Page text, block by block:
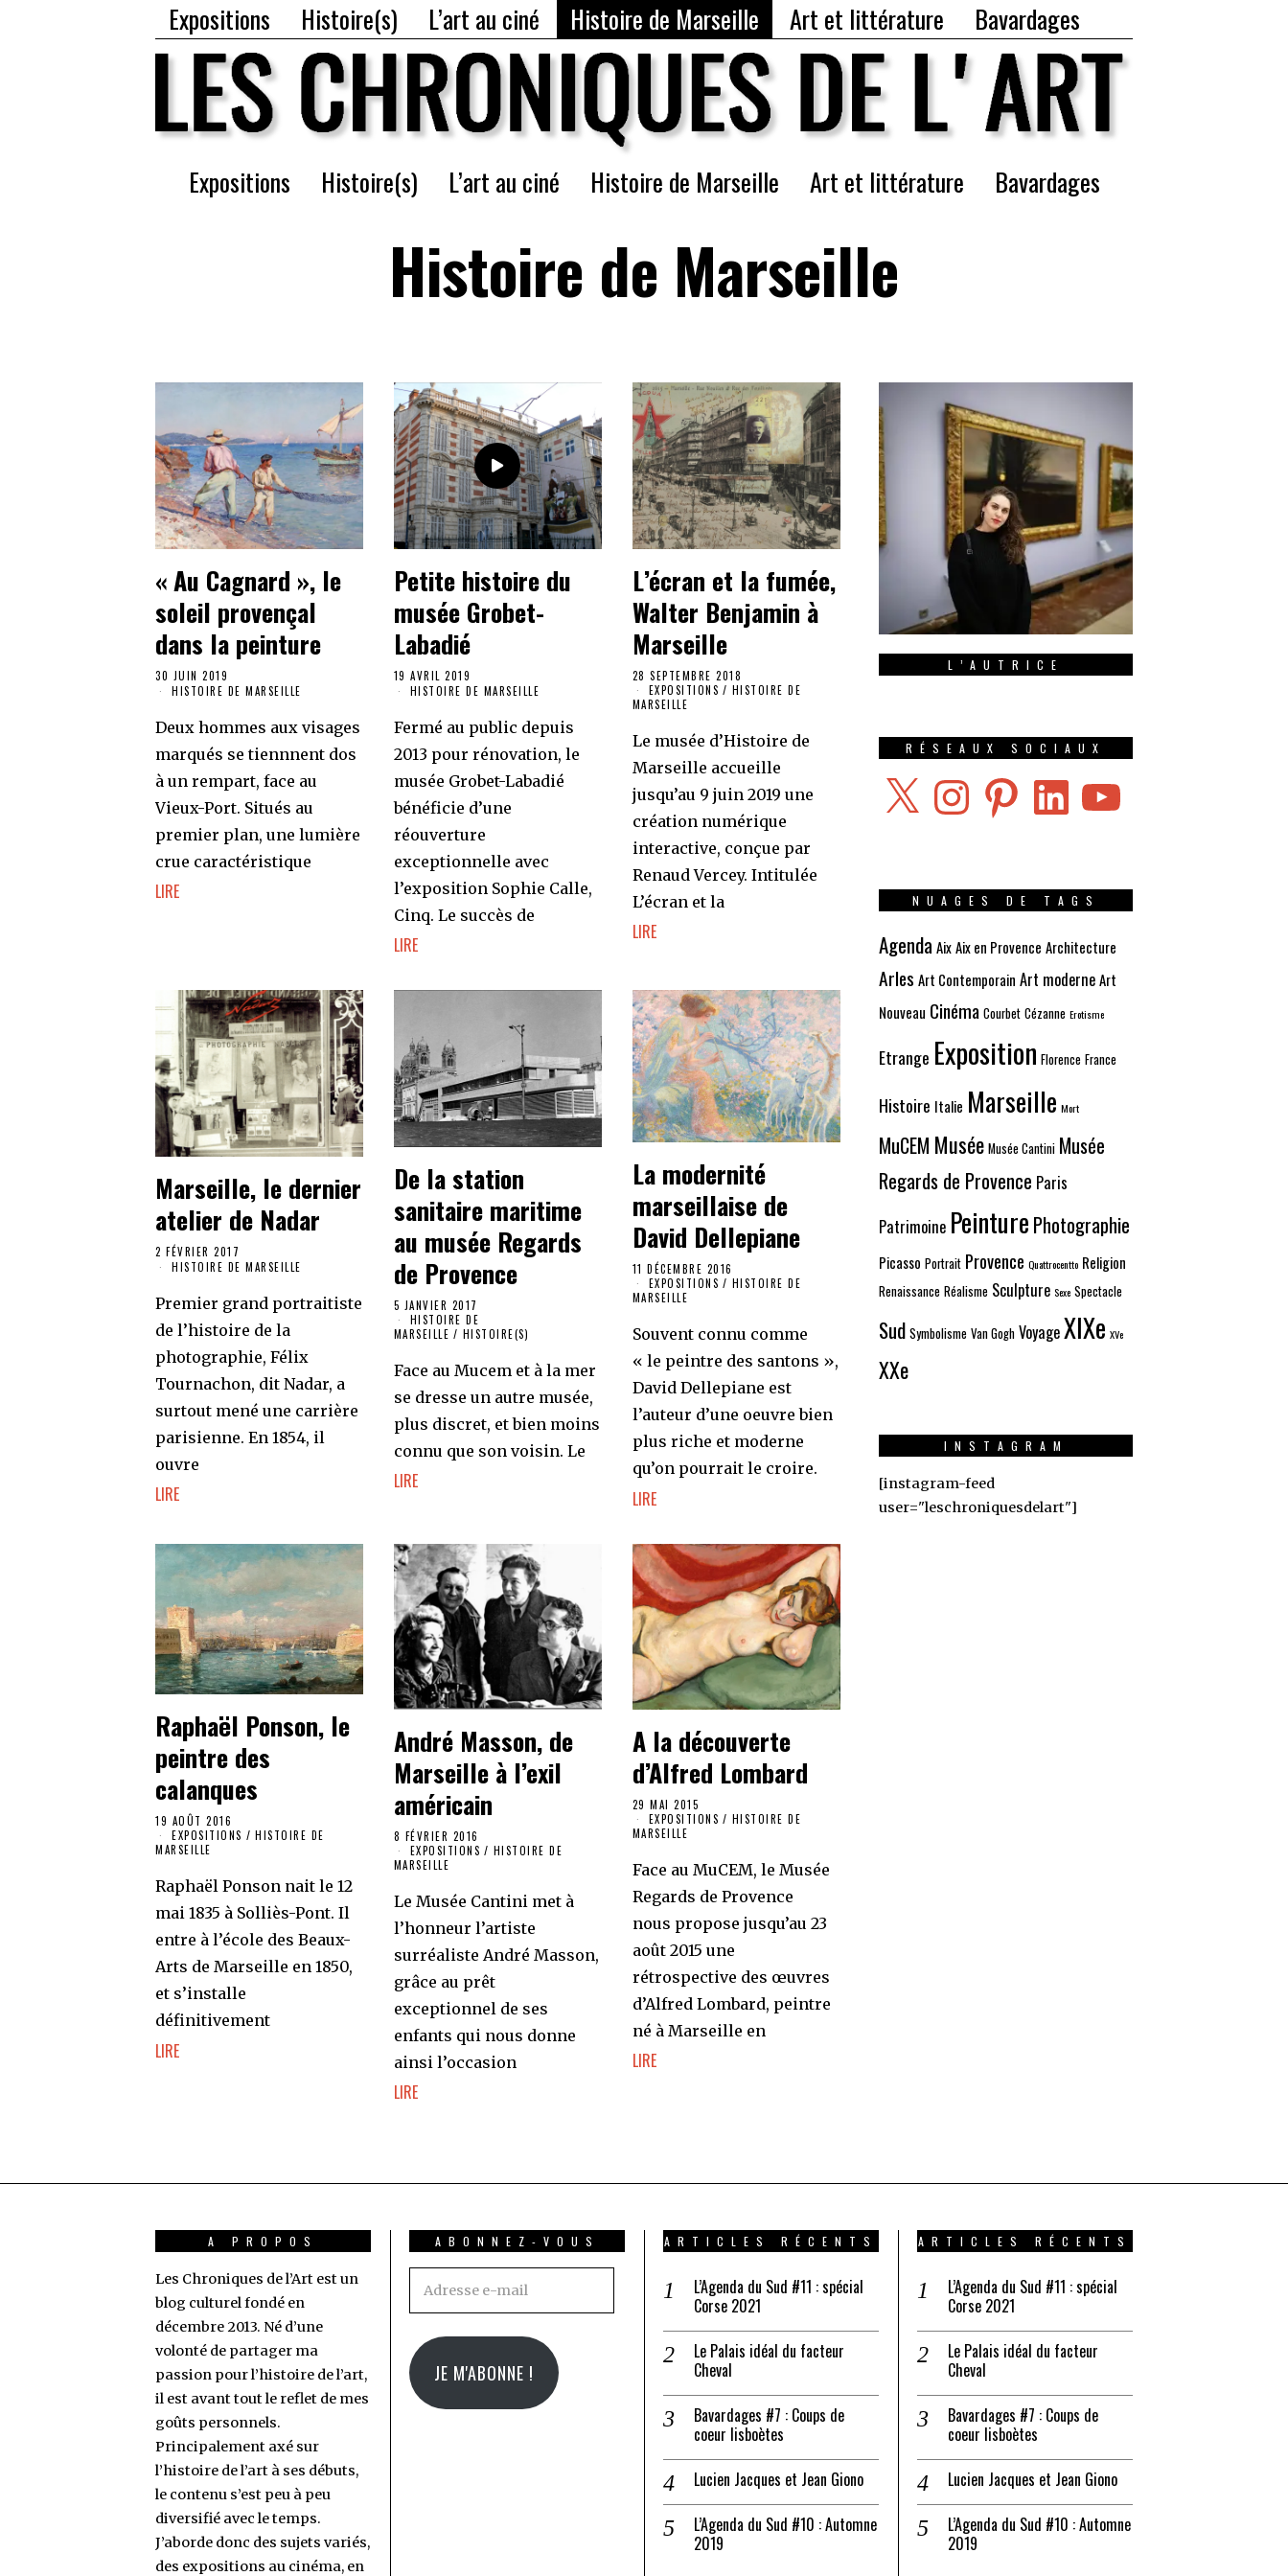
Expositions Histoire(s) L’art au ciné Histoire de Marseille Art et littérature Bavardages
Expositions Histoire(s) L’art au ciné Histoire de Marseille Art et littérature Bavardages
Histoire de Marseille
« Au Cagnard », le
soleil provençal
dans la peinture
30 JUIN 2019
HISTOIRE DE MARSEILLE
Deux hommes aux visages
marqués se tiennnent dos
à un rempart, face au
Vieux-Port. Situés au
premier plan, une lumière
crue caractéristique
LIRE
Petite histoire du
musée Grobet-
Labadié
19 AVRIL 2019
HISTOIRE DE MARSEILLE
Fermé au public depuis
2013 pour rénovation, le
musée Grobet-Labadié
bénéficie d’une
réouverture
exceptionnelle avec
l’exposition Sophie Calle,
Cinq. Le succès de
LIRE
L’écran et la fumée,
Walter Benjamin à
Marseille
28 SEPTEMBRE 2018
EXPOSITIONS / HISTOIRE DE
MARSEILLE
Le musée d’Histoire de
Marseille accueille
jusqu’au 9 juin 2019 une
création numérique
interactive, conçue par
Renaud Vercey. Intitulée
L’écran et la
LIRE
Marseille, le dernier
atelier de Nadar
2 FÉVRIER 2017
HISTOIRE DE MARSEILLE
Premier grand portraitiste
de l’histoire de la
photographie, Félix
Tournachon, dit Nadar, a
surtout mené une carrière
parisienne. En 1854, il
ouvre
LIRE
De la station
sanitaire maritime
au musée Regards
de Provence
5 JANVIER 2017
HISTOIRE DE
MARSEILLE / HISTOIRE(S)
Face au Mucem et à la mer
se dresse un autre musée,
plus discret, et bien moins
connu que son voisin. Le
LIRE
La modernité
marseillaise de
David Dellepiane
11 DÉCEMBRE 2016
EXPOSITIONS / HISTOIRE DE
MARSEILLE
Souvent connu comme
« le peintre des santons »,
David Dellepiane est
l’auteur d’une oeuvre bien
plus riche et moderne
qu’on pourrait le croire.
LIRE
Raphaël Ponson, le
peintre des
calanques
19 AOÛT 2016
EXPOSITIONS / HISTOIRE DE
MARSEILLE
Raphaël Ponson nait le 12
mai 1835 à Solliès-Pont. Il
entre à l’école des Beaux-
Arts de Marseille en 1850,
et s’installe
définitivement
LIRE
André Masson, de
Marseille à l’exil
américain
8 FÉVRIER 2016
EXPOSITIONS / HISTOIRE DE
MARSEILLE
Le Musée Cantini met à
l’honneur l’artiste
surréaliste André Masson,
grâce au prêt
exceptionnel de ses
enfants qui nous donne
ainsi l’occasion
LIRE
A la découverte
d’Alfred Lombard
29 MAI 2015
EXPOSITIONS / HISTOIRE DE
MARSEILLE
Face au MuCEM, le Musée
Regards de Provence
nous propose jusqu’au 23
août 2015 une
rétrospective des œuvres
d’Alfred Lombard, peintre
né à Marseille en
LIRE
L’AUTRICE
RÉSEAUX SOCIAUX
X InstagramPinterestLinkedInYouTube
NUAGES DE TAGS
Agenda AixAix en Provence Architecture
Arles Art Contemporain Art moderneArt
Nouveau Cinéma Courbet Cézanne Erotisme
Etrange Exposition Florence France
Histoire Italie Marseille Mort
MuCEM Musée Musée Cantini Musée
Regards de Provence Paris
Patrimoine Peinture Photographie
Picasso Portrait Provence Quattrocentto Religion
Renaissance Réalisme Sculpture Sexe Spectacle
Sud Symbolisme Van Gogh VoyageXIXe XVe
XXe
INSTAGRAM
[instagram-feed
user="leschroniquesdelart"]
A PROPOS
Les Chroniques de l’Art est un
blog culturel fondé en
décembre 2013. Né d’une
volonté de partager ma
passion pour l’histoire de l’art,
il est avant tout le reflet de mes
goûts personnels.
Principalement axé sur
l’histoire de l’art à ses débuts,
le contenu s’est peu à peu
diversifié avec le temps.
J’aborde donc des sujets variés,
des expositions au cinéma, en
ABONNEZ-VOUS
Adresse
mail
JE M'ABONNE !
ARTICLES RÉCENTS
L’Agenda du Sud #11 : spécial
Corse 2021
Le Palais idéal du facteur
Cheval
Bavardages #7 : Coups de
coeur lisboètes
Lucien Jacques et Jean Giono
L’Agenda du Sud #10 : Automne
2019
ARTICLES RÉCENTS
L’Agenda du Sud #11 : spécial
Corse 2021
Le Palais idéal du facteur
Cheval
Bavardages #7 : Coups de
coeur lisboètes
Lucien Jacques et Jean Giono
L’Agenda du Sud #10 : Automne
2019